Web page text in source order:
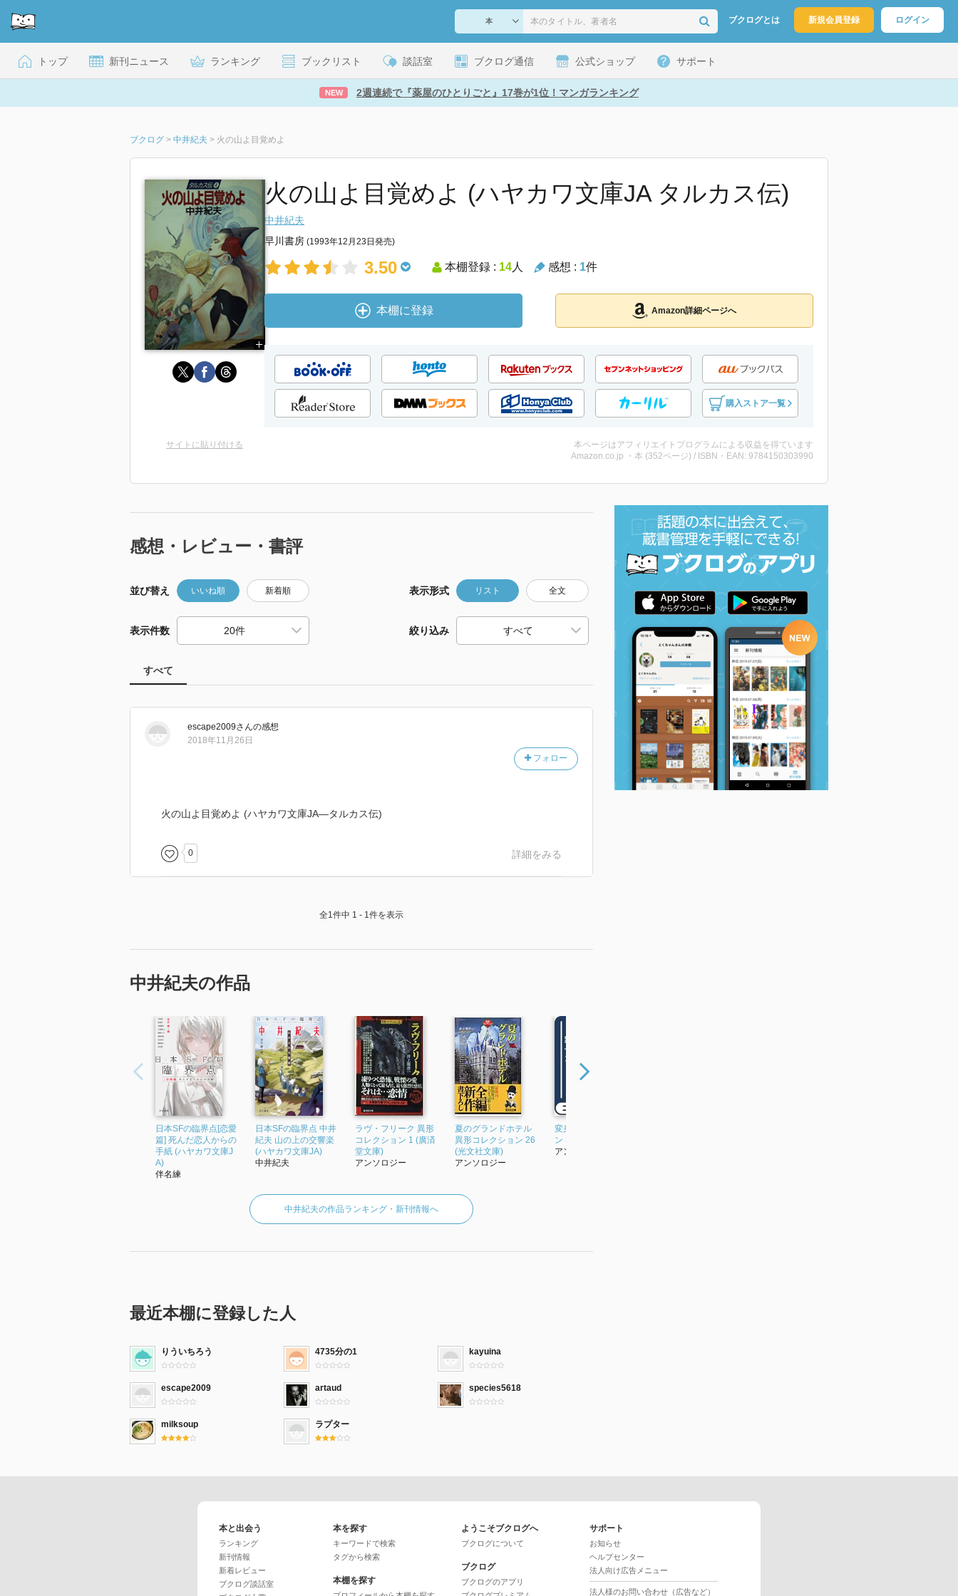
ブクログとは 新規会員登録 ログイン
トップ 新刊ニュース ランキング ブックリスト 談話室 ブクログ通信 公式ショップ サポート
NEW 2週連続で『薬屋のひとりごと』17巻が1位！マンガランキング
ブクログ > 中井紀夫 > 火の山よ目覚めよ
火の山よ目覚めよ (ハヤカワ文庫JA タルカス伝)
中井紀夫
早川書房 (1993年12月23日発売)
3.50 本棚登録 : 14人 感想 : 1件
本棚に登録 Amazon詳細ページへ
購入ストア一覧
サイトに貼り付ける
本ページはアフィリエイトプログラムによる収益を得ています
Amazon.co.jp ・本 (352ページ) / ISBN・EAN: 9784150303990
感想・レビュー・書評
並び替え いいね順 新着順 表示形式 リスト 全文
表示件数 絞り込み
すべて
escape2009さんの感想
フォロー
2018年11月26日
火の山よ目覚めよ (ハヤカワ文庫JA―タルカス伝)
0 詳細をみる
全1件中 1 - 1件を表示
中井紀夫の作品
日本SFの臨界点[恋愛
篇] 死んだ恋人からの
手紙 (ハヤカワ文庫J
A)
伴名練
日本SFの臨界点 中井
紀夫 山の上の交響楽
(ハヤカワ文庫JA)
中井紀夫
ラヴ・フリーク 異形
コレクション 1 (廣済
堂文庫)
アンソロジー
夏のグランドホテル
異形コレクション 26
(光文社文庫)
アンソロジー
変身 異形コレクショ
ン 3 (廣済堂文庫)
アンソロジー
中井紀夫の作品ランキング・新刊情報へ
最近本棚に登録した人
りういちろう 4735分の1 kayuina
escape2009 artaud species5618
milksoup ラプター
本と出会う
ランキング
新刊情報
新着レビュー
ブクログ談話室
本を探す
キーワードで検索
タグから検索
本棚を探す
ようこそブクログへ
ブクログについて
ブクログ
ブクログのアプリ
サポート
お知らせ
ヘルプセンター
法人向け広告メニュー
法人様のお問い合わせ（広告など）